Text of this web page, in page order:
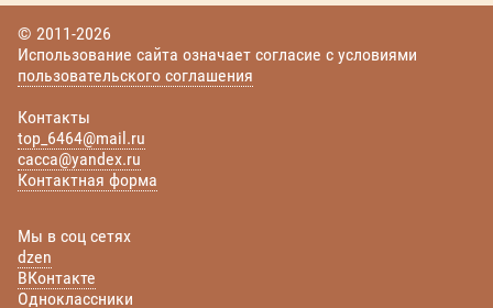
© 2011-2026
Использование сайта означает согласие с условиями
пользовательского соглашения
Контакты
top_6464@mail.ru
cacca@yandex.ru
Контактная форма
Мы в соц сетях
dzen
ВКонтакте
Одноклассники